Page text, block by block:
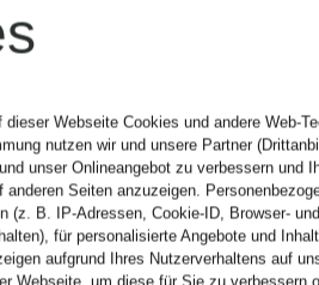
dieser Webseite Cookies und andere Web-
nutzen wir und unsere Partner
unser Onlineangebot zu verbessern und
anderen Seiten anzuzeigen.
(z. B. IP-Adressen, Cookie-ID, Browser-
für personalisierte Angebote und
aufgrund Ihres Nutzerverhaltens auf
Webseite, um diese für Sie zu verbessern